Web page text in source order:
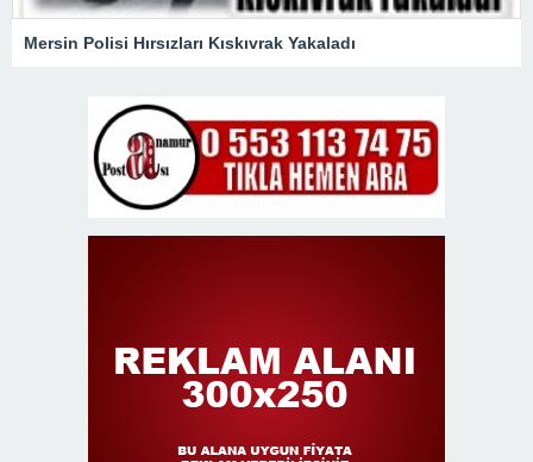
Mersin Polisi Hırsızları Kıskıvrak Yakaladı